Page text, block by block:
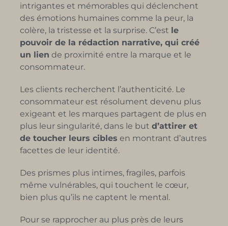
intrigantes et mémorables qui déclenchent
des émotions humaines comme la peur, la
colère, la tristesse et la surprise. C’est le
pouvoir de la rédaction narrative, qui créé
un lien de proximité entre la marque et le
consommateur.
Les clients recherchent l’authenticité. Le
consommateur est résolument devenu plus
exigeant et les marques partagent de plus en
plus leur singularité, dans le but d’attirer et
de toucher leurs cibles en montrant d’autres
facettes de leur identité.
Des prismes plus intimes, fragiles, parfois
même vulnérables, qui touchent le cœur,
bien plus qu’ils ne captent le mental.
Pour se rapprocher au plus près de leurs